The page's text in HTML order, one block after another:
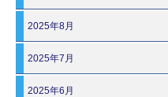
2025年8月
2025年7月
2025年6月